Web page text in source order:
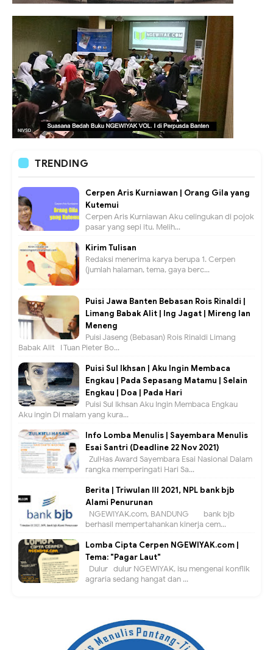
TRENDING
Cerpen Aris Kurniawan | Orang Gila yang
Kutemui
Cerpen Aris Kurniawan Aku celingukan di pojok
pasar yang sepi itu. Melih...
Kirim Tulisan
Redaksi menerima karya berupa 1. Cerpen
(jumlah halaman, tema, gaya berc...
Puisi Jawa Banten Bebasan Rois Rinaldi |
Limang Babak Alit | Ing Jagat | Mireng lan
Meneng
Puisi Jaseng (Bebasan) Rois Rinaldi Limang
Babak Alit I Tuan Pieter Bo...
Puisi Sul Ikhsan | Aku Ingin Membaca
Engkau | Pada Sepasang Matamu | Selain
Engkau | Doa | Pada Hari
Puisi Sul Ikhsan Aku Ingin Membaca Engkau
Aku ingin Di malam yang kura...
Info Lomba Menulis | Sayembara Menulis
Esai Santri (Deadline 22 Nov 2021)
ZulHas Award Sayembara Esai Nasional Dalam
rangka memperingati Hari Sa...
Berita | Triwulan III 2021, NPL bank bjb
Alami Penurunan
NGEWIYAK.com, BANDUNG — bank bjb
berhasil mempertahankan kinerja cem...
Lomba Cipta Cerpen NGEWIYAK.com |
Tema: "Pagar Laut"
Dulur- dulur NGEWIYAK, isu mengenai konflik
agraria sedang hangat dan ...